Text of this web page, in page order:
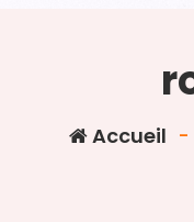
Accueil -